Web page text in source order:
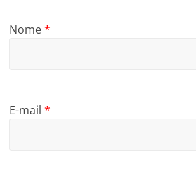
Nome*
E-mail*